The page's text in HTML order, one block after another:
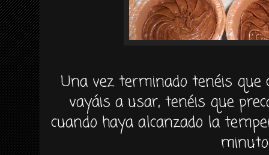
Una vez terminadotenéis que
vayáis a usar,tenéis que
cuando haya alcanzado la